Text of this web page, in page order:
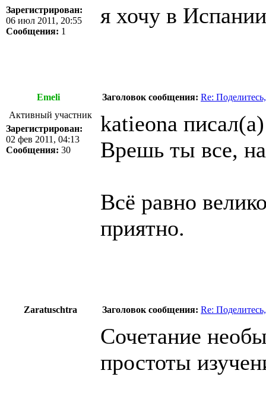
Зарегистрирован:
06 июл 2011, 20:55
Сообщения: 1
я хочу в
Emeli Заголовок сообщения: Re:
Активный участник
Зарегистрирован:
02 фев 2011, 04:13
Сообщения: 30
katieona
Врешь ты все,
Всё равно
приятно.
Zaratuschtra Заголовок сообщения: Re:
Сочетание
простоты